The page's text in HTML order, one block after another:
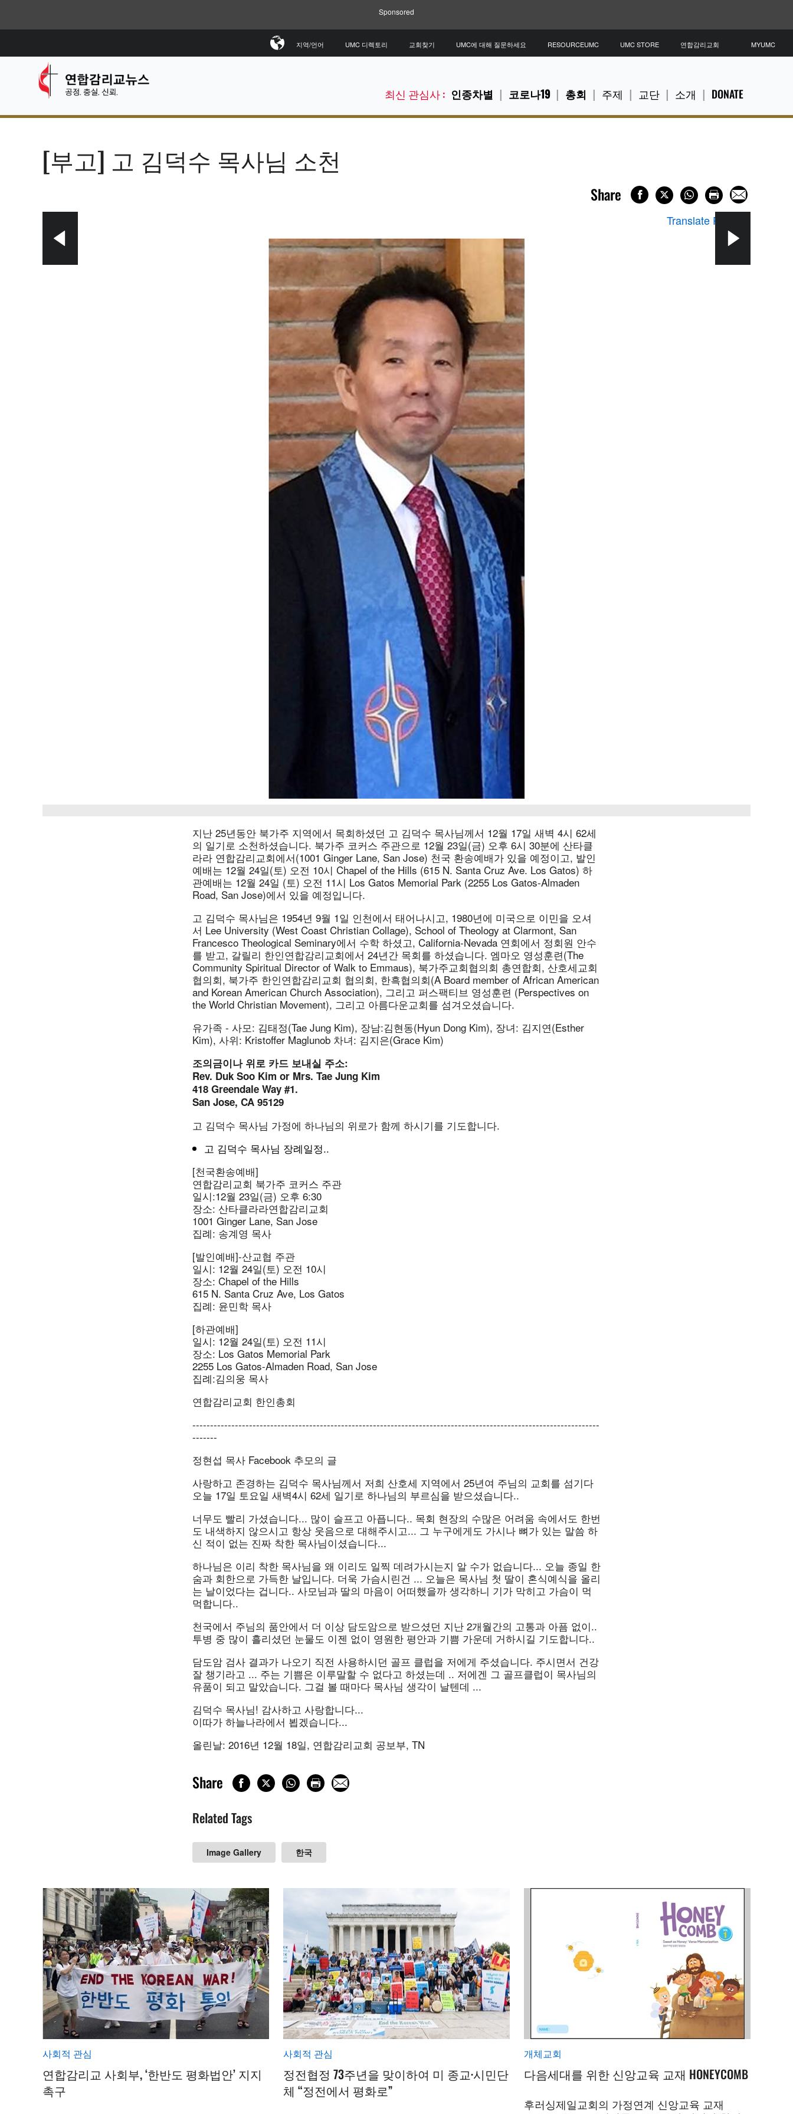
Sponsored
최신 관심사 : 인종차별 코로나19 총회 주제 교단 소개 DONATE
지역/언어 UMC 디렉토리 교회찾기 UMC에 대해 질문하세요 RESOURCEUMC UMC STORE 연합감리교회 MYUMC
[부고] 고 김덕수 목사님 소천
Share
Translate Page
지난 25년동안 북가주 지역에서 목회하셨던 고 김덕수 목사님께서 12월 17일 새벽 4시 62세
의 일기로 소천하셨습니다. 북가주 코커스 주관으로 12월 23일(금) 오후 6시 30분에 산타클
라라 연합감리교회에서(1001 Ginger Lane, San Jose) 천국 환송예배가 있을 예정이고, 발인
예배는 12월 24일(토) 오전 10시 Chapel of the Hills (615 N. Santa Cruz Ave. Los Gatos) 하
관예배는 12월 24일 (토) 오전 11시 Los Gatos Memorial Park (2255 Los Gatos-Almaden
Road, San Jose)에서 있을 예정입니다.
고 김덕수 목사님은 1954년 9월 1일 인천에서 태어나시고, 1980년에 미국으로 이민을 오셔
서 Lee University (West Coast Christian Collage), School of Theology at Clarmont, San
Francesco Theological Seminary에서 수학 하셨고, California-Nevada 연회에서 정회원 안수
를 받고, 갈릴리 한인연합감리교회에서 24년간 목회를 하셨습니다. 엠마오 영성훈련(The
Community Spiritual Director of Walk to Emmaus), 북가주교회협의회 총연합회, 산호세교회
협의회, 북가주 한인연합감리교회 협의회, 한흑협의회(A Board member of African American
and Korean American Church Association), 그리고 퍼스팩티브 영성훈련 (Perspectives on
the World Christian Movement), 그리고 아름다운교회를 섬겨오셨습니다.
유가족 - 사모: 김태정(Tae Jung Kim), 장남:김현동(Hyun Dong Kim), 장녀: 김지연(Esther
Kim), 사위: Kristoffer Maglunob 차녀: 김지은(Grace Kim)
조의금이나 위로 카드 보내실 주소:
Rev. Duk Soo Kim or Mrs. Tae Jung Kim
418 Greendale Way #1.
San Jose, CA 95129
고 김덕수 목사님 가정에 하나님의 위로가 함께 하시기를 기도합니다.
고 김덕수 목사님 장례일정..
[천국환송예배]
연합감리교회 북가주 코커스 주관
일시:12월 23일(금) 오후 6:30
장소: 산타클라라연합감리교회
1001 Ginger Lane, San Jose
집례: 송계영 목사
[발인예배]-산교협 주관
일시: 12월 24일(토) 오전 10시
장소: Chapel of the Hills
615 N. Santa Cruz Ave, Los Gatos
집례: 윤민학 목사
[하관예배]
일시: 12월 24일(토) 오전 11시
장소: Los Gatos Memorial Park
2255 Los Gatos-Almaden Road, San Jose
집례:김의웅 목사
연합감리교회 한인총회
-------------------------------------------------------------------------------------------------------------------
-------
정현섭 목사 Facebook 추모의 글
사랑하고 존경하는 김덕수 목사님께서 저희 산호세 지역에서 25년여 주님의 교회를 섬기다
오늘 17일 토요일 새벽4시 62세 일기로 하나님의 부르심을 받으셨습니다..
너무도 빨리 가셨습니다... 많이 슬프고 아픕니다.. 목회 현장의 수많은 어려움 속에서도 한번
도 내색하지 않으시고 항상 웃음으로 대해주시고... 그 누구에게도 가시나 뼈가 있는 말씀 하
신 적이 없는 진짜 착한 목사님이셨습니다...
하나님은 이리 착한 목사님을 왜 이리도 일찍 데려가시는지 알 수가 없습니다... 오늘 종일 한
숨과 회한으로 가득한 날입니다. 더욱 가슴시린건 ... 오늘은 목사님 첫 딸이 혼식예식을 올리
는 날이었다는 겁니다.. 사모님과 딸의 마음이 어떠했을까 생각하니 기가 막히고 가슴이 먹
먹합니다..
천국에서 주님의 품안에서 더 이상 담도암으로 받으셨던 지난 2개월간의 고통과 아픔 없이..
투병 중 많이 흘리셨던 눈물도 이젠 없이 영원한 평안과 기쁨 가운데 거하시길 기도합니다..
담도암 검사 결과가 나오기 직전 사용하시던 골프 클럽을 저에게 주셨습니다. 주시면서 건강
잘 챙기라고 ... 주는 기쁨은 이루말할 수 없다고 하셨는데 .. 저에겐 그 골프클럽이 목사님의
유품이 되고 말았습니다. 그걸 볼 때마다 목사님 생각이 날텐데 ...
김덕수 목사님! 감사하고 사랑합니다...
이따가 하늘나라에서 뵙겠습니다...
올린날: 2016년 12월 18일, 연합감리교회 공보부, TN
Share
Related Tags
Image Gallery 한국
사회적 관심
연합감리교 사회부, ‘한반도 평화법안’ 지지
촉구
사회적 관심
정전협정 73주년을 맞이하여 미 종교·시민단
체 “정전에서 평화로”
개체교회
다음세대를 위한 신앙교육 교재 HONEYCOMB
후러싱제일교회의 가정연계 신앙교육 교재